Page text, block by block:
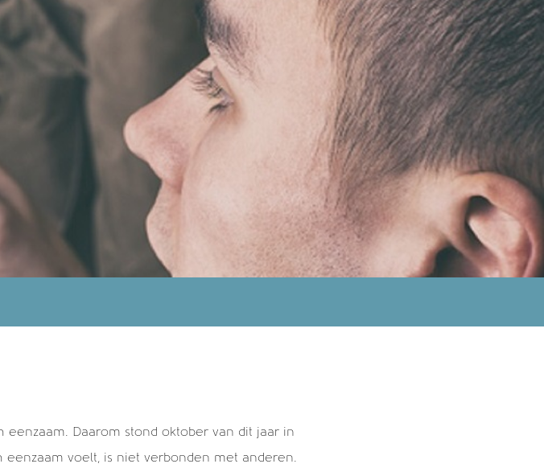
maar wel
Erfzaken
Geen categorie
Daarom stond oktober van dit jaar in
voelt, is niet verbonden met anderen.